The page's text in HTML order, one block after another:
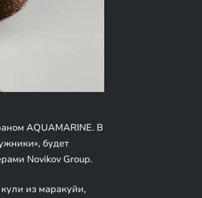
AQUAMARINE. В
будет
Novikov Group.
из маракуйи,